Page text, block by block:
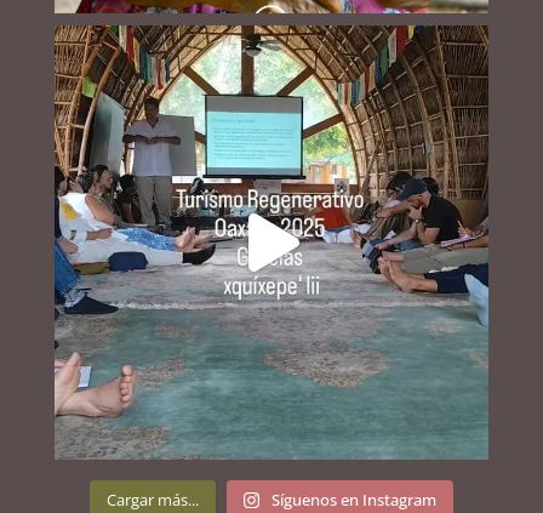
Cargar más... Síguenos en Instagram